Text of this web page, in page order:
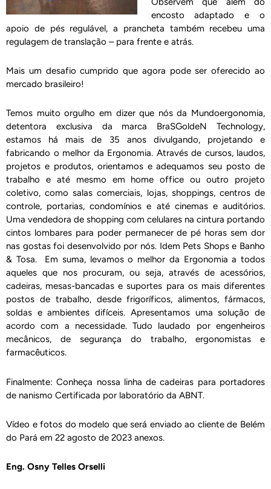
encosto adaptado e o
apoio de pés regulável, a prancheta também recebeu uma
regulagem de translação – para frente e atrás.
Mais um desafio cumprido que agora pode ser oferecido ao
mercado brasileiro!
Temos muito orgulho em dizer que nós da Mundoergonomia,
detentora exclusiva da marca BraSGoldeN Technology,
estamos há mais de 35 anos divulgando, projetando e
fabricando o melhor da Ergonomia. Através de cursos, laudos,
projetos e produtos, orientamos e adequamos seu posto de
trabalho e até mesmo em home office ou outro projeto
coletivo, como salas comerciais, lojas, shoppings, centros de
controle, portarias, condomínios e até cinemas e auditórios.
Uma vendedora de shopping com celulares na cintura portando
cintos lombares para poder permanecer de pé horas sem dor
nas gostas foi desenvolvido por nós. Idem Pets Shops e Banho
& Tosa. Em suma, levamos o melhor da Ergonomia a todos
aqueles que nos procuram, ou seja, através de acessórios,
cadeiras, mesas-bancadas e suportes para os mais diferentes
postos de trabalho, desde frigoríficos, alimentos, fármacos,
soldas e ambientes difíceis. Apresentamos uma solução de
acordo com a necessidade. Tudo laudado por engenheiros
mecânicos, de segurança do trabalho, ergonomistas e
farmacêuticos.
Finalmente: Conheça nossa linha de cadeiras para portadores
de nanismo Certificada por laboratório da ABNT.
Vídeo e fotos do modelo que será enviado ao cliente de Belém
do Pará em 22 agosto de 2023 anexos.
Eng. Osny Telles Orselli